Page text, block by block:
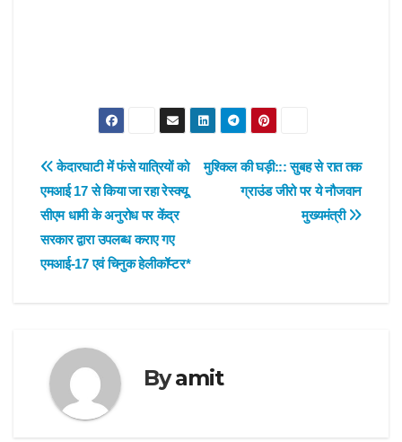
Post
navigation
मुश्किल की घड़ी::: सुबह से रात तक
ग्राउंड जीरो पर ये नौजवान
मुख्यमंत्री
केदारघाटी में फंसे यात्रियों को
एमआई 17 से किया जा रहा रेस्क्यू,
सीएम धामी के अनुरोध पर केंद्र
सरकार द्वारा उपलब्ध कराए गए
एमआई-17 एवं चिनुक हेलीकॉप्टर*
Byamit